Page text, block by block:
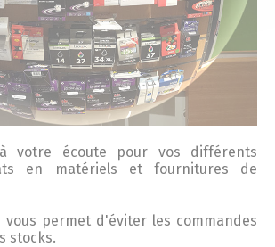
votre écoute pour vos différents
en matériels et fournitures de
permet d'éviter les commandes
stocks.